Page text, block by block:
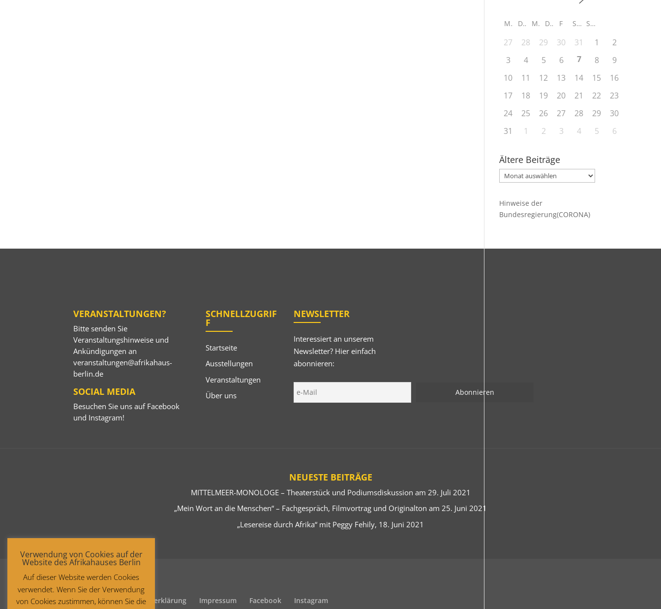
M D M D F S S
27 28 29 30 31 1
2
3
4 5 6 7 8
9
10
11 12 13 14 15
16
17
18 19 20 21 22
23
24
25 26 27 28 29
30
31
1 2 3 4 5 6
Ältere Beiträge
Ältere
Beiträge
Hinweise der
Bundesregierung(CORONA)
VERANSTALTUNGEN?
Bitte senden Sie
Veranstaltungshinweise und
Ankündigungen an
veranstaltungen@afrikahaus-
berlin.de
SOCIAL MEDIA
Besuchen Sie uns auf Facebook
und Instagram!
SCHNELLZUGRIF
F
Startseite
Ausstellungen
Veranstaltungen
Über uns
NEWSLETTER
Interessiert an unserem
Newsletter? Hier einfach
abonnieren:
NEUESTE BEITRÄGE
MITTELMEER-MONOLOGE – Theaterstück und Podiumsdiskussion am 29. Juli 2021
„Mein Wort an die Menschen“ – Fachgespräch, Filmvortrag und Originalton am 25. Juni 2021
„Lesereise durch Afrika“ mit Peggy Fehily, 18. Juni 2021
Startseite Datenschutzerklärung Impressum Facebook Instagram
Verwendung von Cookies auf der
Website des Afrikahauses Berlin
Auf dieser Website werden Cookies
verwendet. Wenn Sie der Verwendung
von Cookies zustimmen, können Sie die